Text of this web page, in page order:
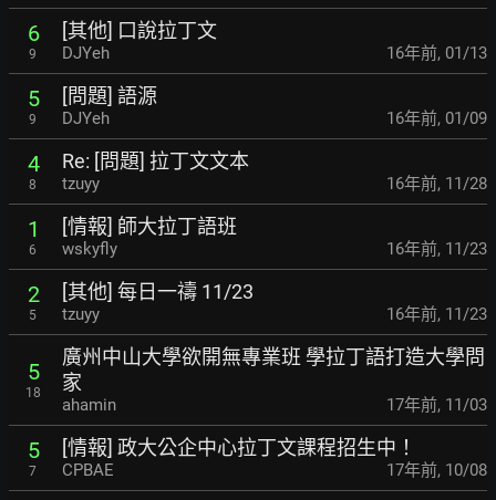
6
9
[其他] 口說拉丁文
DJYeh 16年前, 01/13
5
9
[問題] 語源
DJYeh 16年前, 01/09
4
8
Re: [問題] 拉丁文文本
tzuyy 16年前, 11/28
1
6
[情報] 師大拉丁語班
wskyfly 16年前, 11/23
2
5
[其他] 每日一禱 11/23
tzuyy 16年前, 11/23
5
18
廣州中山大學欲開無專業班 學拉丁語打造大學問
家
ahamin 17年前, 11/03
5
7
[情報] 政大公企中心拉丁文課程招生中！
CPBAE 17年前, 10/08